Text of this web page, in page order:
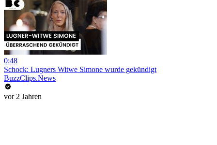
0:48
Schock: Lugners Witwe Simone wurde gekündigt
BuzzClips.News
vor 2 Jahren